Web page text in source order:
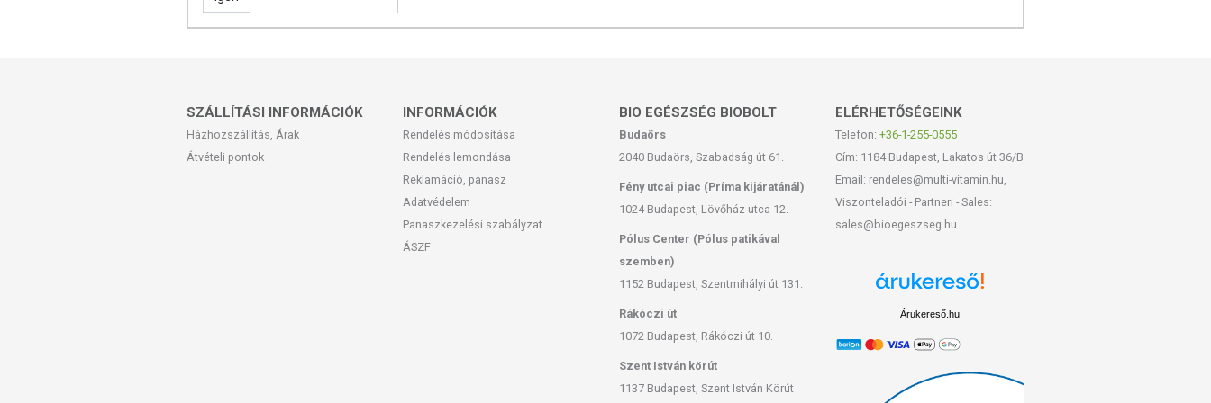
SZÁLLÍTÁSI INFORMÁCIÓK
Házhozszállítás, Árak
Átvételi pontok
INFORMÁCIÓK
Rendelés módosítása
Rendelés lemondása
Reklamáció, panasz
Adatvédelem
Panaszkezelési szabályzat
ÁSZF
BIO EGÉSZSÉG BIOBOLT
Budaörs
2040 Budaörs, Szabadság út 61.
Fény utcai piac (Príma kijáratánál)
1024 Budapest, Lövőház utca 12.
Pólus Center (Pólus patikával
szemben)
1152 Budapest, Szentmihályi út 131.
Rákóczi út
1072 Budapest, Rákóczi út 10.
Szent István körút
1137 Budapest, Szent István Körút
ELÉRHETŐSÉGEINK
Telefon: +36-1-255-0555
Cím: 1184 Budapest, Lakatos út 36/B
Email: rendeles@multi-vitamin.hu,
Viszonteladói - Partneri - Sales:
sales@bioegeszseg.hu
Árukereső.hu